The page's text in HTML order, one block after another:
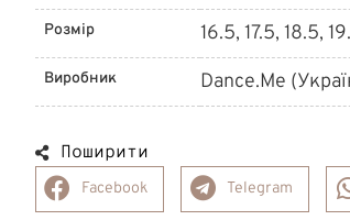
Розмір 16.5, 17.5, 18.5,
Виробник Dance.Me
Поширити
Facebook Telegram